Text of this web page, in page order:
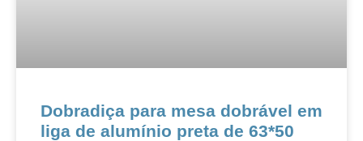
​​​​​​​​​​Dobradiça para mesa dobrável em
liga de alumínio preta de 63*50